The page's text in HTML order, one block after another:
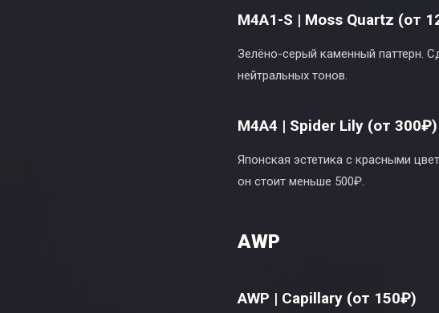
M4A1-S | Moss Quartz (от
Зелёно-серый каменный паттерн.
нейтральных тонов.
M4A4 | Spider Lily (от 300₽)
Японская эстетика с красными
он стоит меньше 500₽.
AWP
AWP | Capillary (от 150₽)